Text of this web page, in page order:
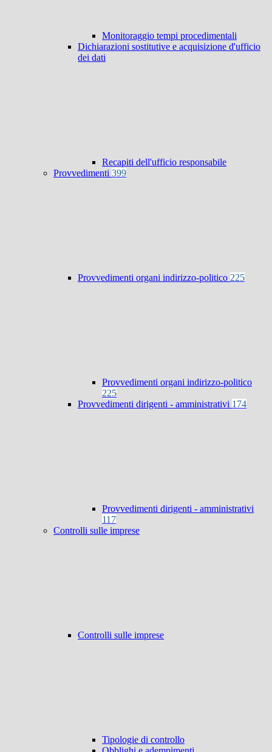
Monitoraggio tempi procedimentali
Dichiarazioni sostitutive e acquisizione d'ufficio
dei dati
Recapiti dell'ufficio responsabile
Provvedimenti 399
Provvedimenti organi indirizzo-politico 225
Provvedimenti organi indirizzo-politico
225
Provvedimenti dirigenti - amministrativi 174
Provvedimenti dirigenti - amministrativi
117
Controlli sulle imprese
Controlli sulle imprese
Tipologie di controllo